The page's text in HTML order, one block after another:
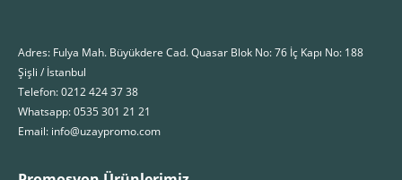
Adres: Fulya Mah. Büyükdere Cad. Quasar Blok No: 76 İç Kapı No: 188
Şişli / İstanbul
Telefon: 0212 424 37 38
Whatsapp: 0535 301 21 21
Email: info@uzaypromo.com